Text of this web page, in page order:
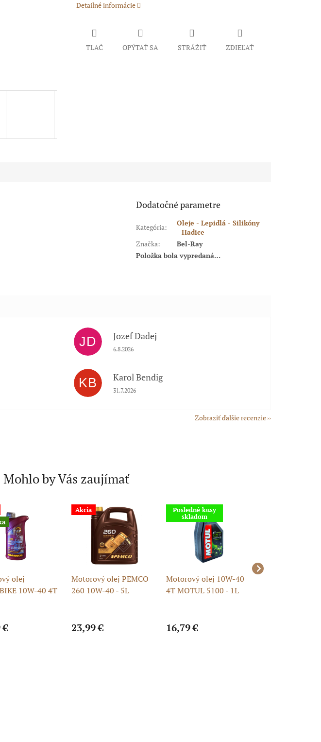
Detailné informácie
TLAČ OPÝTAŤ SA STRÁŽIŤ ZDIEĽAŤ
Dodatočné parametre
Kategória:
Oleje - Lepidlá - Silikóny
- Hadice
Značka:
Bel-Ray
Položka bola vypredaná…
JD Jozef Dadej
Hodnotenie obchodu je 5 z 5 hviezdičiek.
6.8.2026
KB Karol Bendig
Hodnotenie obchodu je 5 z 5 hviezdičiek.
31.7.2026
Zobraziť ďalšie recenzie
Mohlo by Vás zaujímať
olej
10W-40 4T
€
Akcia
Motorový olej PEMCO
260 10W-40 - 5L
23,99 €
Posledné kusy
skladom
Motorový olej 10W-40
4T MOTUL 5100 - 1L
16,79 €